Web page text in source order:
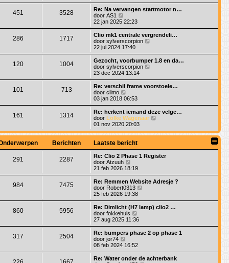
h
t
r
h
t
t
e
b
r
i
c
h
t
k
i
k
a
t
s
e
b
e
r
i
c
h
t
451 3528
Re: Na vervangen startmotor n…
door AS1
e
k
i
j
k
a
t
s
e
b
e
r
i
c
h
t
22 jan 2025 22:23
286 1717
Clio mk1 centrale vergrendeli…
door sylverscorpion
k
i
a
e
b
r
h
t
22 jul 2024 17:40
120 1004
Gezocht, voorbumper 1.8 en da…
door sylverscorpion
k
i
a
a
t
t
r
h
t
23 dec 2024 13:14
101 713
Re: verschil frame voorstoele…
door climo
e
k
i
j
k
a
a
t
t
e
b
r
i
c
h
t
03 jan 2018 06:53
161 1314
Re: herkent iemand deze velge…
door Lolke Wagenaar
k
i
k
l
s
t
r
h
t
01 nov 2020 20:03
Berichten Laatste bericht
291 2287
Re: Clio 2 Phase 1 Register
door Atzuuh
e
k
i
j
k
a
a
t
s
e
e
r
i
21 feb 2026 18:19
984 7475
Re: Remmen Website Adresje ?
door Robert0313
k
i
a
e
25 feb 2026 19:38
860 5956
Re: Dimlicht (H7 lamp) clio2 …
door fokkehuis
e
k
i
k
a
a
27 aug 2025 11:36
317 2504
Re: bumpers phase 2 op phase 1
door jor74
e
k
i
08 feb 2024 16:52
Re: Water onder de achterbank